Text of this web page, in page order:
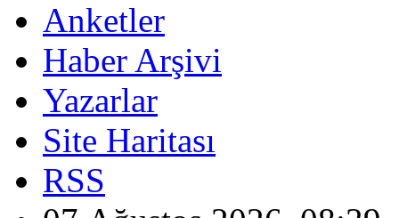
Anketler
Haber Arşivi
Yazarlar
Site Haritası
RSS